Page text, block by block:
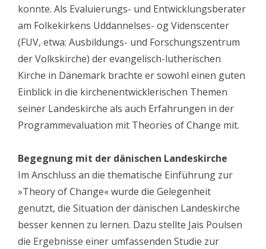
konnte. Als Evaluierungs- und Entwicklungsberater
am Folkekirkens Uddannelses- og Videnscenter
(FUV, etwa: Ausbildungs- und Forschungszentrum
der Volkskirche) der evangelisch-lutherischen
Kirche in Dänemark brachte er sowohl einen guten
Einblick in die kirchenentwicklerischen Themen
seiner Landeskirche als auch Erfahrungen in der
Programmevaluation mit Theories of Change mit.
Begegnung mit der dänischen Landeskirche
Im Anschluss an die thematische Einführung zur
»Theory of Change« wurde die Gelegenheit
genutzt, die Situation der dänischen Landeskirche
besser kennen zu lernen. Dazu stellte Jais Poulsen
die Ergebnisse einer umfassenden Studie zur